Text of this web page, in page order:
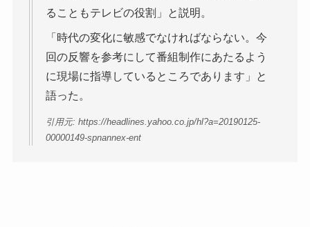
ることもテレビの役割」と説明。
「時代の変化に敏感でなければならない。今
回の反響を参考にして番組制作にあたるよう
に現場に指導しているところであります」と
語った。
引用元: https://headlines.yahoo.co.jp/hl?a=20190125-
00000149-spnannex-ent